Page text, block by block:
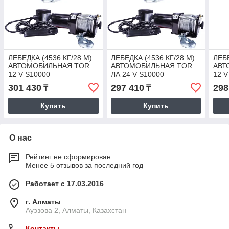
ЛЕБЕДКА (4536 КГ/28 М)
АВТОМОБИЛЬНАЯ TOR
12 V S10000
301 430 ₸
Купить
ЛЕБЕДКА (4536 КГ/28 М)
АВТОМОБИЛЬНАЯ TOR
ЛА 24 V S10000
297 410₸
Купить
12
О нас
Рейтинг не сформирован
Менее 5 отзывов за последний год
Работает с 17.03.2016
г. Алматы
Ауэзова 2, Алматы, Казахстан